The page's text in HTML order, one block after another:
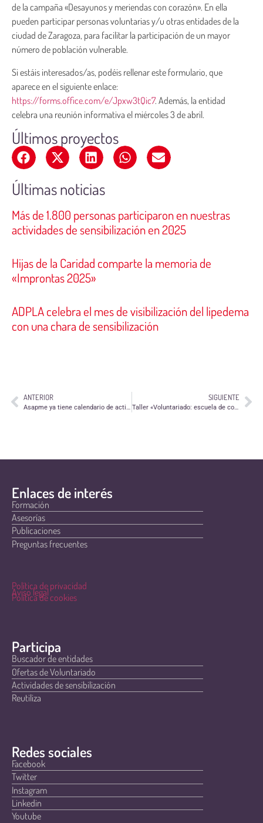
de la campaña «Desayunos y meriendas con corazón». En ella
pueden participar personas voluntarias y/u otras entidades de la
ciudad de Zaragoza, para facilitar la participación de un mayor
número de población vulnerable.
Si estáis interesados/as, podéis rellenar este formulario, que
aparece en el siguiente enlace:
https://forms.office.com/e/Jpxw3tQic7. Además, la entidad
celebra una reunión informativa el miércoles 3 de abril.
Últimos proyectos
Últimas noticias
Más de 1.800 personas participaron en nuestras
actividades de sensibilización en 2025
Hijas de la Caridad comparte la memoria de
«Improntas 2025»
ADPLA celebra el mes de visibilización del lipedema
con una chara de sensibilización
ANTERIOR SIGUIENTE
Taller «Voluntariado: escuela de competencias»
Enlaces de interés
Formación
Asesorías
Publicaciones
Preguntas frecuentes
Política de privacidad
Aviso legal
Política de cookies
Participa
Buscador de entidades
Ofertas de Voluntariado
Actividades de sensibilización
Reutiliza
Redes sociales
Facebook
Twitter
Instagram
Linkedin
Youtube